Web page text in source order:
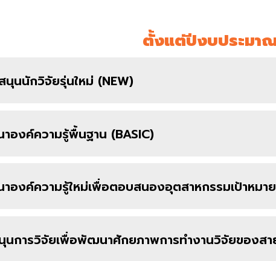
ตั้งแต่ปีงบประมา
นนักวิจัยรุ่นใหม่ (NEW)
งค์ความรู้พื้นฐาน (BASIC)
งค์ความรู้ใหม่เพื่อตอบสนองอุตสาหกรรมเป้าหมา
การวิจัยเพื่อพัฒนาศักยภาพการทำงานวิจัยของสา